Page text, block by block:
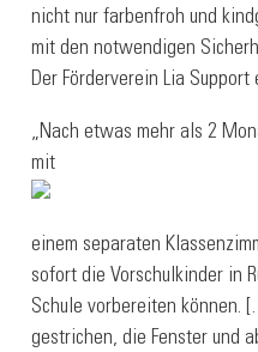
nicht nur farbenfroh und
mit den notwendigen
Der Förderverein Lia Support
„Nach etwas mehr als 2
mit
einem separaten
sofort die Vorschulkinder in
Schule vorbereiten
gestrichen, die Fenster und